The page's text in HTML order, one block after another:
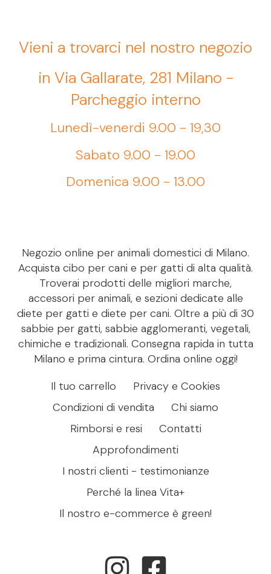
Vieni a trovarci nel nostro negozio
in Via Gallarate, 281 Milano -
Parcheggio interno
Lunedì-venerdi 9.00 - 19,30
Sabato 9.00 - 19.00
Domenica 9.00 - 13.00
Negozio online per animali domestici di Milano.
Acquista cibo per cani e per gatti di alta qualità.
Troverai prodotti delle migliori marche,
accessori per animali, e sezioni dedicate alle
diete per gatti e diete per cani. Oltre a più di 30
sabbie per gatti, sabbie agglomeranti, vegetali,
chimiche e tradizionali. Consegna rapida in tutta
Milano e prima cintura. Ordina online oggi!
Il tuo carrello
Privacy e Cookies
Condizioni di vendita
Chi siamo
Rimborsi e resi
Contatti
Approfondimenti
I nostri clienti - testimonianze
Perché la linea Vita+
Il nostro e-commerce è green!